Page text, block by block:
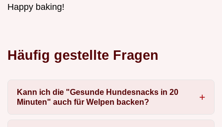
Happy baking!
Häufig gestellte Fragen
Kann ich die "Gesunde Hundesnacks in 20
Minuten" auch für Welpen backen?